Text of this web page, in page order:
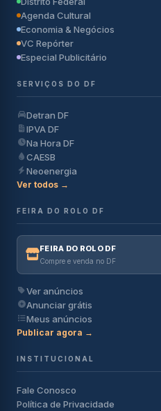
Agenda Cultural
Economia & Negócios
VC Repórter
Especial Publicitário
SERVIÇOS DO DF
Detran DF
IPVA DF
Na Hora DF
CAESB
Neoenergia
Ver todos →
FEIRA DO ROLO DF
FEIRA DO ROLO DF
Compre e venda no DF
Ver anúncios
Anunciar grátis
Meus anúncios
Publicar agora →
INSTITUCIONAL
Fale Conosco
Política de Privacidade